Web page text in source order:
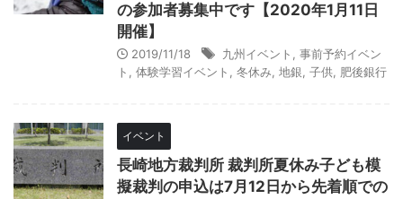
の参加者募集中です【2020年1月11日
開催】
2019/11/18 九州イベント
事前予約イベン
ト
体験学習イベント 冬休み 地銀 子供 肥後銀行
イベント
長崎地方裁判所 裁判所夏休み子ども模
擬裁判の申込は7月12日から先着順での